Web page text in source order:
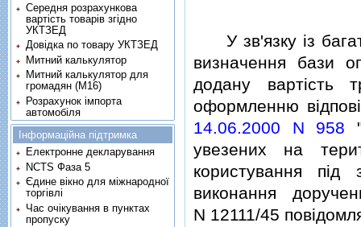
У зв'язку iз
визначення бази
додану вартiсть
оформленню
14.06.2000 N 958
увезених на
користування пiд
виконання
N 12111/45
Середня розрахункова
вартість товарів згідно
УКТЗЕД
Довідка по товару УКТЗЕД
Митний калькулятор
Митний калькулятор для
громадян (М16)
Розрахунок імпорта
автомобіля
Інформаційна підтримка
Електронне декларування
NCTS Фаза 5
Єдине вікно для міжнародної
торгівлі
Час очікування в пунктах
пропуску